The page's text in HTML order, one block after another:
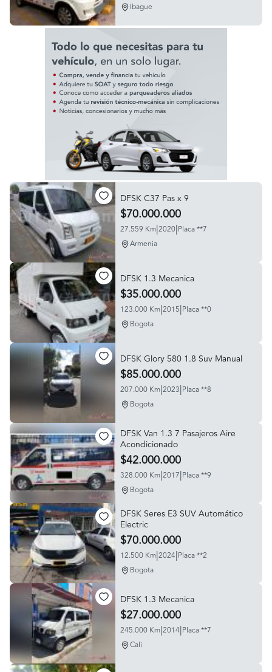
Ibague
DFSK C37 Pas x 9
$70.000.000
27.559 Km|2020|Placa **7
Armenia
DFSK 1.3 Mecanica
$35.000.000
123.000 Km|2015|Placa **0
Bogota
DFSK Glory 580 1.8 Suv Manual
$85.000.000
207.000 Km|2023|Placa **8
Bogota
DFSK Van 1.3 7 Pasajeros Aire
Acondicionado
$42.000.000
328.000 Km|2017|Placa **9
Bogota
DFSK Seres E3 SUV Automático
Electric
$70.000.000
12.500 Km|2024|Placa **2
Bogota
DFSK 1.3 Mecanica
$27.000.000
245.000 Km|2014|Placa **7
Cali